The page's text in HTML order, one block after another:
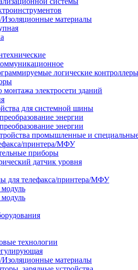
Изоляционные материалы
логические контроллеры
электросети зданий
для системной шины
энергии
энергии
промышленные и
принтера/МФУ
приборы
датчик уровня
для телефакса/принтера/МФУ
технологии
Изоляционные материалы